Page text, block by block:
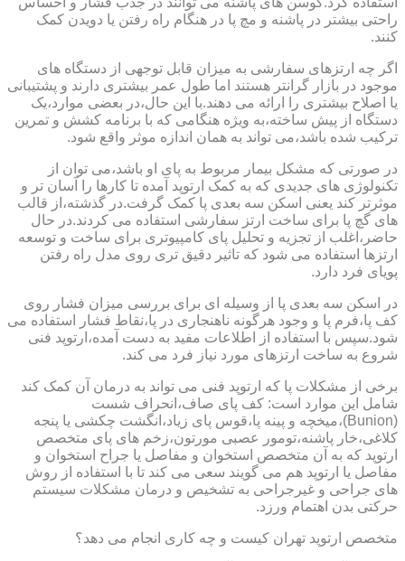
راحتی بیشتر در پاشنه و مچ پا در هنگام راه رفتن یا دویدن کمک
کنند.
اگر چه ارتزهای سفارشی به میزان قابل توجهی از دستگاه های
موجود در بازار گرانتر هستند اما طول عمر بیشتری دارند و پشتیبانی
یا اصلاح بیشتری را ارائه می دهند.با این حال،در بعضی موارد،یک
دستگاه از پیش ساخته،به ویژه هنگامی که با برنامه کشش و تمرین
ترکیب شده باشد،می تواند به همان اندازه موثر واقع شود.
در صورتی که مشکل بیمار مربوط به پای او باشد،می توان از
تکنولوژی های جدیدی که به کمک ارتوپد آمده تا کارها را آسان تر و
موثرتر کند یعنی اسکن سه بعدی پا کمک گرفت.در گذشته،از قالب
های گچ پا برای ساخت ارتز سفارشی استفاده می کردند.در حال
حاضر،اغلب از تجزیه و تحلیل پای کامپیوتری برای ساخت و توسعه
ارتزها استفاده می شود که تاثیر دقیق تری روی مدل راه رفتن
پویای فرد دارد.
در اسکن سه بعدی پا از وسیله ای برای بررسی میزان فشار روی
کف پا،فرم پا و وجود هرگونه ناهنجاری در پا،نقاط فشار استفاده می
شود.سپس با استفاده از اطلاعات مفید به دست آمده،ارتوپد فنی
شروع به ساخت ارتزهای مورد نیاز فرد می کند.
برخی از مشکلات پا که ارتوپد فنی می تواند به درمان آن کمک کند
شامل این موارد است: کف پای صاف،انحراف شست
(Bunion)،میخچه و پینه پا،قوس پای زیاد،انگشت چکشی یا پنجه
کلاغی،خار پاشنه،تومور عصبی مورتون،زخم های پای متخصص
ارتوپد که به آن متخصص استخوان و مفاصل یا جراح استخوان و
مفاصل یا ارتوپد هم می گویند سعی می کند تا با استفاده از روش
های جراحی و غیرجراحی به تشخیص و درمان مشکلات سیستم
حرکتی بدن اهتمام ورزد.
متخصص ارتوپد تهران کیست و چه کاری انجام می دهد؟